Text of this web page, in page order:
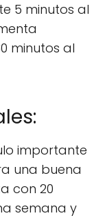
5 minutos al
minutos al
importante
una buena
con 20
semana y